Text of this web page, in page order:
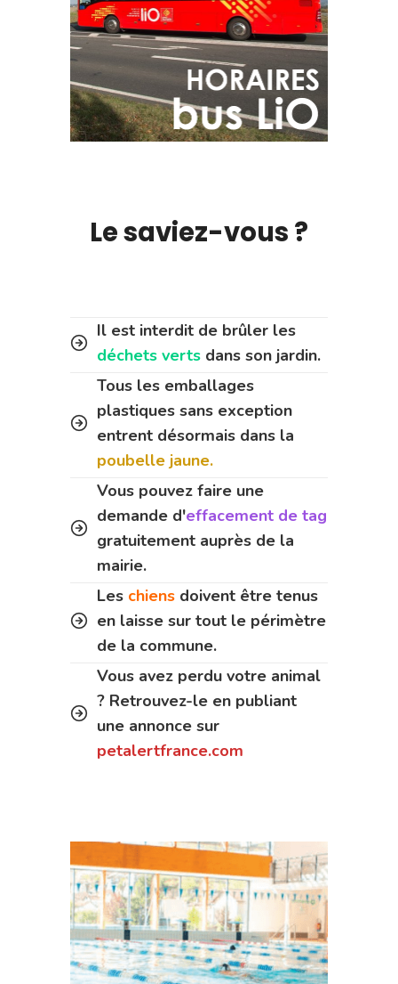
Le saviez-vous ?
Il est interdit de brûler les
déchets verts dans son jardin.
Tous les emballages
plastiques sans exception
entrent désormais dans la
poubelle jaune.
Vous pouvez faire une
demande d'effacement de tag
gratuitement auprès de la
mairie.
Les chiens doivent être tenus
en laisse sur tout le périmètre
de la commune.
Vous avez perdu votre animal
? Retrouvez-le en publiant
une annonce sur
petalertfrance.com